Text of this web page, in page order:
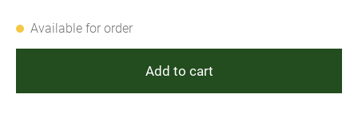
Available for order
Add to cart